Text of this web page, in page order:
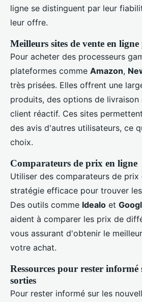
ligne se distinguent par leur
leur offre.
Meilleurs sites de vente en
Pour acheter des processeurs
plateformes comme Amazon,
très prisées. Elles offrent une
produits, des options de
client réactif. Ces sites
des avis d'autres utilisateurs, ce
choix.
Comparateurs de prix en ligne
Utiliser des comparateurs de prix
stratégie efficace pour trouver
Des outils comme Idealo et
aident à comparer les prix de
vous assurant d'obtenir le
votre achat.
Ressources pour rester informé
sorties
Pour rester informé sur les